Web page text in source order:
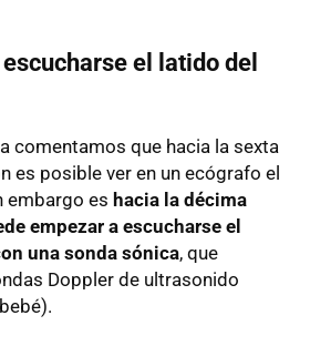
el latido del
comentamos que hacia la sexta
es posible ver en un ecógrafo el
embargo es hacia la décima
empezar a escucharse el
una sonda sónica, que
Doppler de ultrasonido